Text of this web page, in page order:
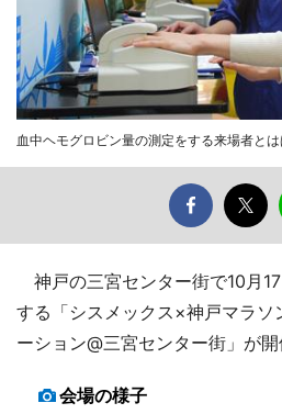
血中ヘモグロビン量の測定をする来場者と
神戸の三宮センター街で10月
する「シスメックス×神戸マラ
ーション@三宮センター街」が開
会場の様子